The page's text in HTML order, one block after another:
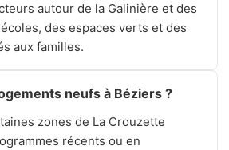
autour de la Galinière et des
des espaces verts et des
aux familles.
neufs à Béziers ?
zones de La Crouzette
récents ou en